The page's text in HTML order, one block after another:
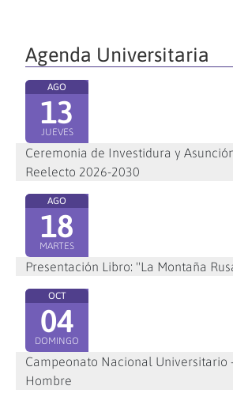
Agenda Universitaria
AGO
13
JUEVES
Ceremonia de Investidura y
Reelecto 2026-2030
AGO
18
MARTES
Presentación Libro: "La Montaña
OCT
04
DOMINGO
Campeonato Nacional Universitario -
Hombre